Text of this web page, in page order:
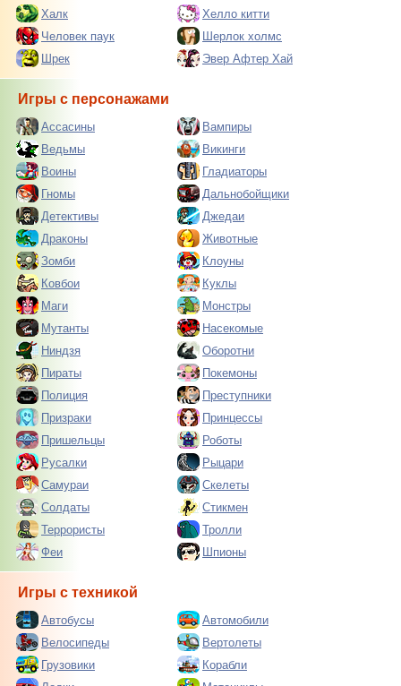
Халк
Хелло китти
Человек паук
Шерлок холмс
Шрек
Эвер Афтер Хай
Игры с персонажами
Ассасины
Вампиры
Ведьмы
Викинги
Воины
Гладиаторы
Гномы
Дальнобойщики
Детективы
Джедаи
Драконы
Животные
Зомби
Клоуны
Ковбои
Куклы
Маги
Монстры
Мутанты
Насекомые
Ниндзя
Оборотни
Пираты
Покемоны
Полиция
Преступники
Призраки
Принцессы
Пришельцы
Роботы
Русалки
Рыцари
Самураи
Скелеты
Солдаты
Стикмен
Террористы
Тролли
Феи
Шпионы
Игры с техникой
Автобусы
Автомобили
Велосипеды
Вертолеты
Грузовики
Корабли